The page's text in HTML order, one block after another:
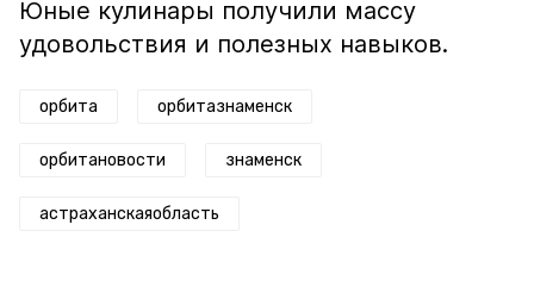
Юные кулинары получили массу
удовольствия и полезных навыков.
орбита орбитазнаменск
орбитановости знаменск
астраханскаяобласть